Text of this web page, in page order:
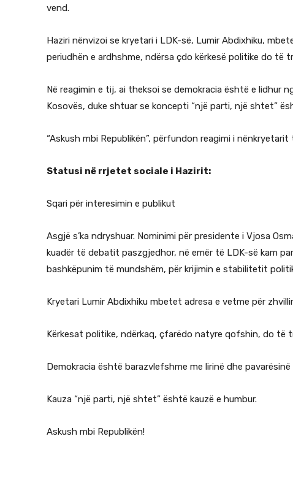
vend.
Haziri nënvizoi se kryetari i LDK-së, Lumir Abdixhiku,
periudhën e ardhshme, ndërsa çdo kërkesë politike do
Në reagimin e tij, ai theksoi se demokracia është e lidhur
Kosovës, duke shtuar se koncepti “një parti, një shtet”
“Askush mbi Republikën”, përfundon reagimi i nënkryetarit
Statusi në rrjetet sociale i Hazirit:
Sqari për interesimin e publikut
Asgjë s’ka ndryshuar. Nominimi për presidente i Vjosa
kuadër të debatit paszgjedhor, në emër të LDK-së kam
bashkëpunim të mundshëm, për krijimin e stabilitetit
Kryetari Lumir Abdixhiku mbetet adresa e vetme për
Kërkesat politike, ndërkaq, çfarëdo natyre qofshin, do të
Demokracia është barazvlefshme me lirinë dhe pavarësinë
Kauza “një parti, një shtet” është kauzë e humbur.
Askush mbi Republikën!